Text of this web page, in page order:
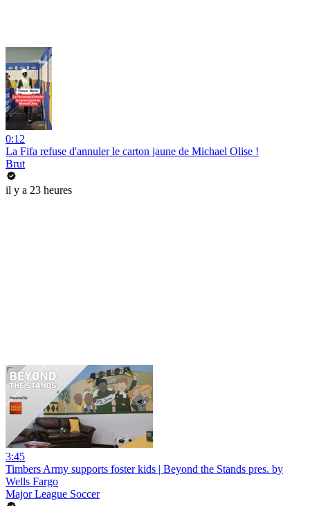
0:12
La Fifa refuse d'annuler le carton jaune de Michael Olise !
Brut
il y a 23 heures
3:45
Timbers Army supports foster kids | Beyond the Stands pres. by
Wells Fargo
Major League Soccer